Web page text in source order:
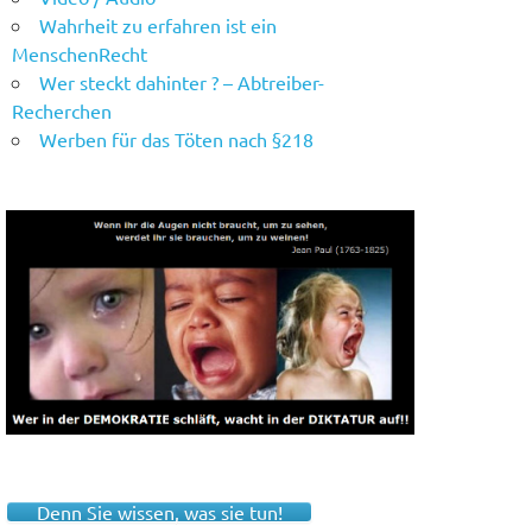
Wahrheit zu erfahren ist ein
MenschenRecht
Wer steckt dahinter ? – Abtreiber-
Recherchen
Werben für das Töten nach §218
Denn Sie wissen, was sie tun!